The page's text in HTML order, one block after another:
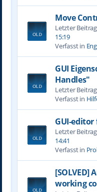
Move
Letzter
15:19
Verfasst in
GUI
Handles"
Letzter
Verfasst in
GUI-
Letzter
14:41
Verfasst in
[SOLVED]
working